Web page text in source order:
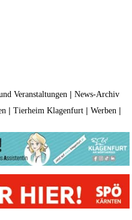
Veranstaltungen |News-Archiv
|Tierheim Klagenfurt |Werben |